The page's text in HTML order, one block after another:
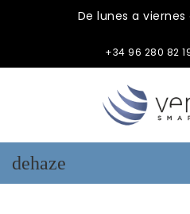
De lunes a viernes
+34 96 280 82
dehaze